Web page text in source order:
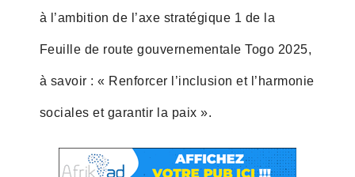
à l’ambition de l’axe stratégique 1 de la
Feuille de route gouvernementale Togo 2025,
à savoir : « Renforcer l’inclusion et l’harmonie
sociales et garantir la paix ».